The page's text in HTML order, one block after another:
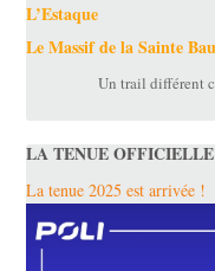
L’Estaque
Le Massif de la Sainte
Un trail différent
LA TENUE
La tenue 2025 est arrivée !